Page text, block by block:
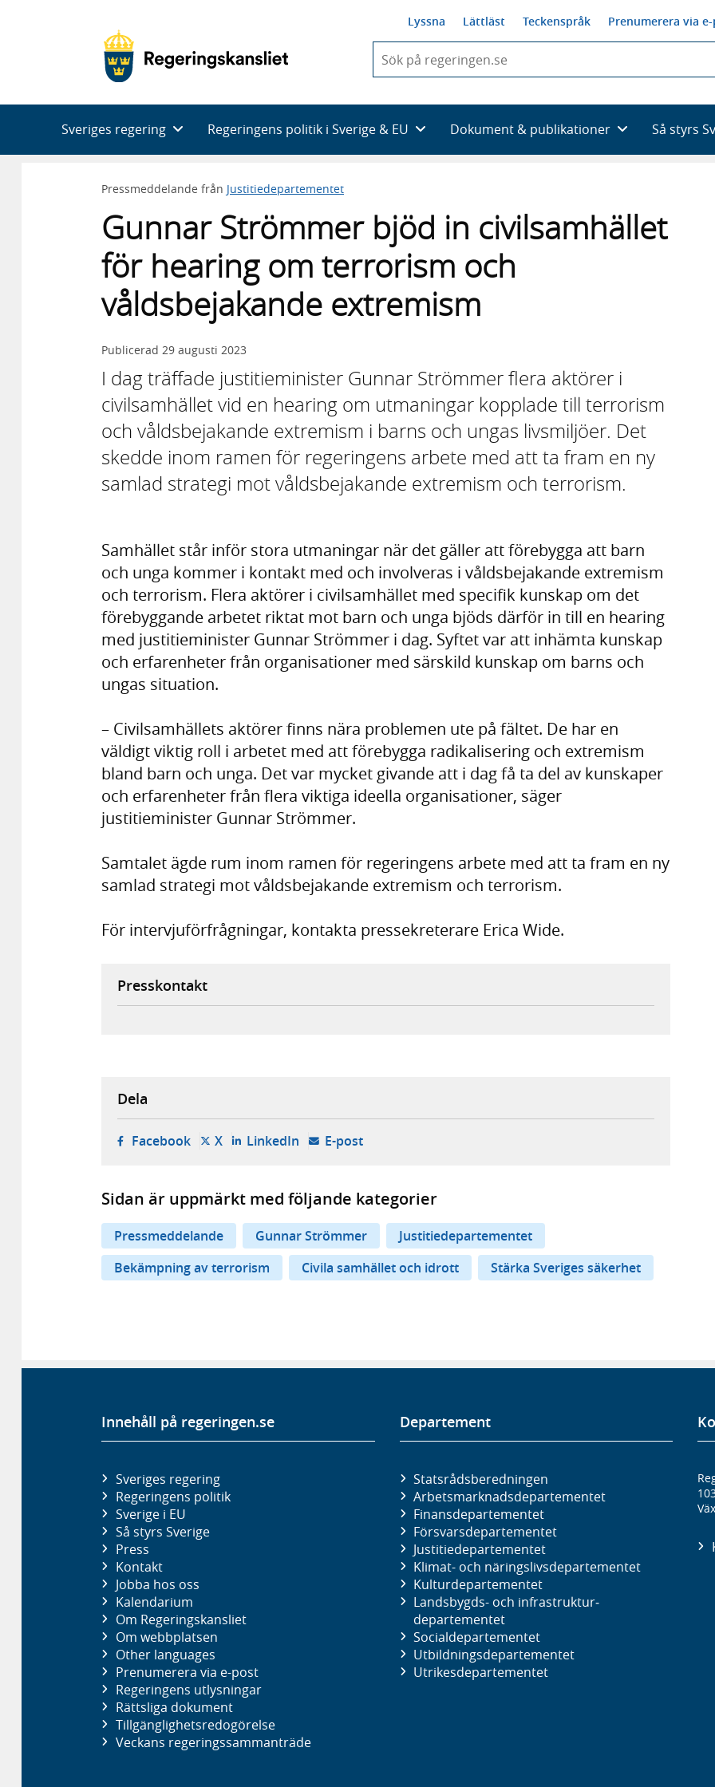
Lyssna Lättläst Teckenspråk Prenumerera via
du
skriva
framträder
en
Sveriges regering Regeringens politik i Sverige & EU Dokument & publikationer Så styrs
Pressmeddelande från Justitiedepartementet
Gunnar Strömmer bjöd in civilsamhället
för hearing om terrorism och
våldsbejakande extremism
Publicerad 29 augusti 2023
I dag träffade justitieminister Gunnar Strömmer flera aktörer i
civilsamhället vid en hearing om utmaningar kopplade till terrorism
och våldsbejakande extremism i barns och ungas livsmiljöer. Det
skedde inom ramen för regeringens arbete med att ta fram en ny
samlad strategi mot våldsbejakande extremism och terrorism.
Samhället står inför stora utmaningar när det gäller att förebygga att barn
och unga kommer i kontakt med och involveras i våldsbejakande extremism
och terrorism. Flera aktörer i civilsamhället med specifik kunskap om det
förebyggande arbetet riktat mot barn och unga bjöds därför in till en hearing
med justitieminister Gunnar Strömmer i dag. Syftet var att inhämta kunskap
och erfarenheter från organisationer med särskild kunskap om barns och
ungas situation.
– Civilsamhällets aktörer finns nära problemen ute på fältet. De har en
väldigt viktig roll i arbetet med att förebygga radikalisering och extremism
bland barn och unga. Det var mycket givande att i dag få ta del av kunskaper
och erfarenheter från flera viktiga ideella organisationer, säger
justitieminister Gunnar Strömmer.
Samtalet ägde rum inom ramen för regeringens arbete med att ta fram en ny
samlad strategi mot våldsbejakande extremism och terrorism.
För intervjuförfrågningar, kontakta pressekreterare Erica Wide.
Presskontakt
Dela
Facebook- öppnas i ny flik, extern webbplats,
X- öppnas i ny flik, extern webbplats,
LinkedIn- öppnas i ny flik, extern webbplats,
E-post- öppnar din e-postklient,
Sidan är uppmärkt med följande kategorier
Pressmeddelande Gunnar Strömmer
Justitiedepartementet
Bekämpning av terrorism
Civila samhället och idrott Stärka Sveriges säkerhet
Innehåll på regeringen.se
Sveriges regering
Regeringens politik
Sverige i EU
Så styrs Sverige
Press
Kontakt
Jobba hos oss
Kalendarium
Om Regeringskansliet
Om webbplatsen
Other languages
Prenumerera via e-post
Regeringens utlysningar
Rättsliga dokument
Tillgänglighetsredogörelse
Veckans regeringssammanträde
Departement
Statsrådsberedningen
Arbetsmarknads­departementet
Finans­departementet
Försvars­departementet
Justitie­departementet
Klimat- och näringslivs­departementet
Kultur­departementet
Landsbygds- och infrastruktur­
departementet
Social­departementet
Utbildnings­departementet
Utrikes­departementet